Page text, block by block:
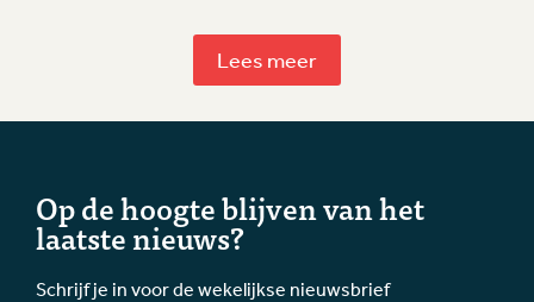
Lees meer
Op de hoogte blijven van het
laatste nieuws?
Schrijf je in voor de wekelijkse nieuwsbrief